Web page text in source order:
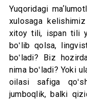
Yuqoridagi
xulosaga
xitoy tili, ispan tili
boʻlib qolsa,
boʻladi? Biz
nima boʻladi? Yoki
oilasi safiga
jumboqlik, balki